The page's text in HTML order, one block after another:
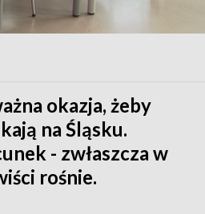
okazja, żeby
na Śląsku.
- zwłaszcza w
rośnie.